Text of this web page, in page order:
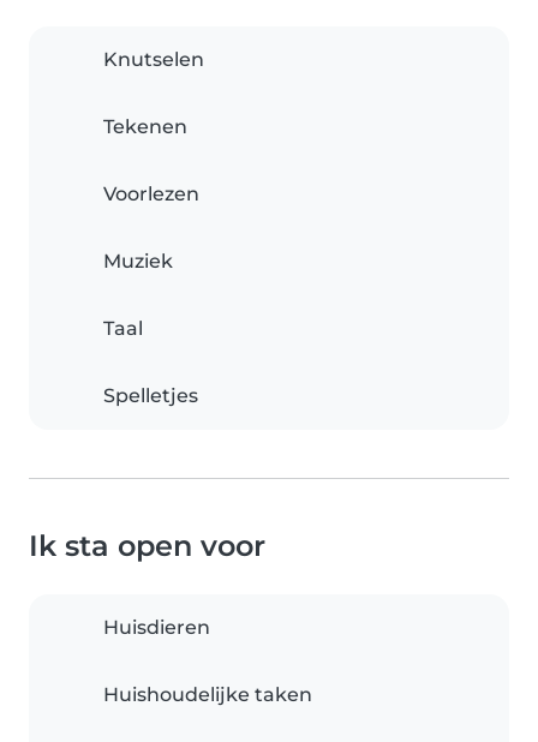
Knutselen
Tekenen
Voorlezen
Muziek
Taal
Spelletjes
Ik sta open voor
Huisdieren
Huishoudelijke taken